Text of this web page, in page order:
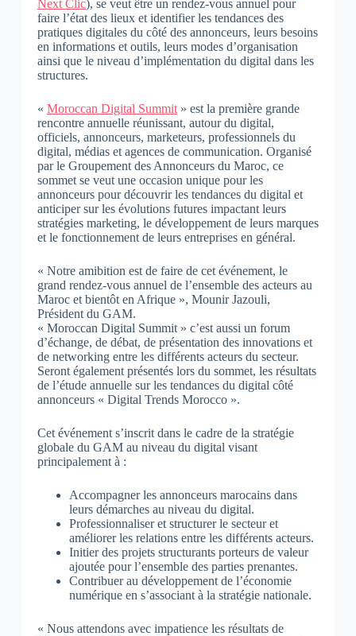
Next Clic), se veut être un rendez-vous annuel pour
faire l’état des lieux et identifier les tendances des
pratiques digitales du côté des annonceurs, leurs besoins
en informations et outils, leurs modes d’organisation
ainsi que le niveau d’implémentation du digital dans les
structures.
« Moroccan Digital Summit» est la première grande
rencontre annuelle réunissant, autour du digital,
officiels, annonceurs, marketeurs, professionnels du
digital, médias et agences de communication. Organisé
par le Groupement des Annonceurs du Maroc, ce
sommet se veut une occasion unique pour les
annonceurs pour découvrir les tendances du digital et
anticiper sur les évolutions futures impactant leurs
stratégies marketing, le développement de leurs marques
et le fonctionnement de leurs entreprises en général.
« Notre amibition est de faire de cet événement, le
grand rendez-vous annuel de l’ensemble des acteurs au
Maroc et bientôt en Afrique », Mounir Jazouli,
Président du GAM.
« Moroccan Digital Summit » c’est aussi un forum
d’échange, de débat, de présentation des innovations et
de networking entre les différents acteurs du secteur.
Seront également présentés lors du sommet, les résultats
de l’étude annuelle sur les tendances du digital côté
annonceurs « Digital Trends Morocco ».
Cet événement s’inscrit dans le cadre de la stratégie
globale du GAM au niveau du digital visant
principalement à :
Accompagner les annonceurs marocains dans
leurs démarches au niveau du digital.
Professionnaliser et structurer le secteur et
améliorer les relations entre les différents acteurs.
Initier des projets structurants porteurs de valeur
ajoutée pour l’ensemble des parties prenantes.
Contribuer au développement de l’économie
numérique en s’associant à la stratégie nationale.
« Nous attendons avec impatience les résultats de